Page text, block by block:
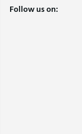
Follow us on: